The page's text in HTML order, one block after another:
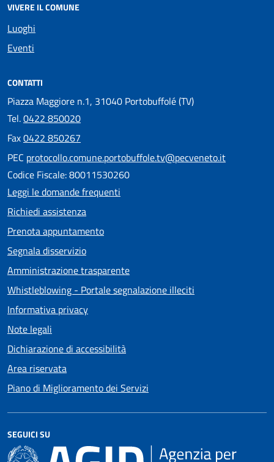
VIVERE IL COMUNE
Luoghi
Eventi
CONTATTI
Piazza Maggiore n.1, 31040 Portobuffolé (TV)
Tel.0422 850020
Fax0422 850267
PEC protocollo.comune.portobuffole.tv@pecveneto.it
Codice Fiscale: 80011530260
Leggi le domande frequenti
Richiedi assistenza
Prenota appuntamento
Segnala disservizio
Amministrazione trasparente
Whistleblowing - Portale segnalazione illeciti
Informativa privacy
Note legali
Dichiarazione di accessibilità
Area riservata
Piano di Miglioramento dei Servizi
SEGUICI SU